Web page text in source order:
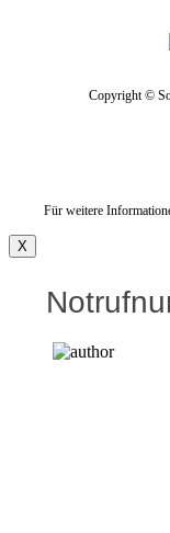
Copyright ©
Für weitere
X